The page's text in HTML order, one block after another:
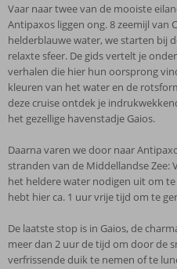
Vaar naar twee van de mooiste
Antipaxos liggen ong. 8 zeemijl van
helderblauwe water, we starten bij
relaxte sfeer. De gids vertelt je
verhalen die hier hun oorsprong
kleuren van het water en de
deze cruise ontdek je
het gezellige havenstadje Gaios.
Daarna varen we door naar
stranden van de Middellandse
het heldere water nodigen uit om
hebt hier ca. 1 uur vrije tijd om te
De laatste stop is in Gaios, de
meer dan 2 uur de tijd om door de
verfrissende duik te nemen of te